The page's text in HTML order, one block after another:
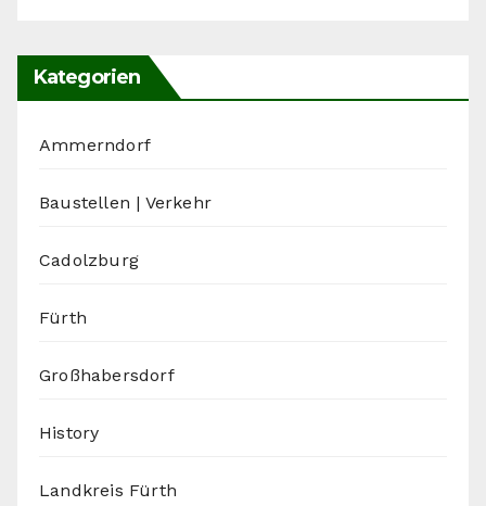
Kategorien
Ammerndorf
Baustellen | Verkehr
Cadolzburg
Fürth
Großhabersdorf
History
Landkreis Fürth